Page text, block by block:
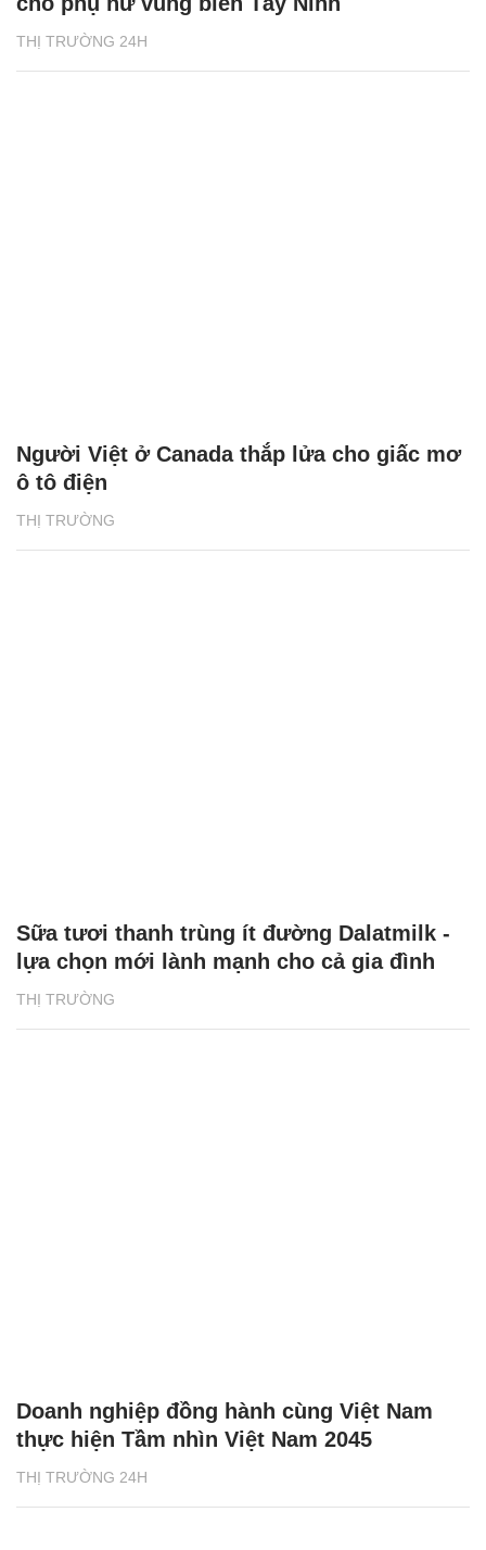
THỊ TRƯỜNG 24H
THỊ TRƯỜNG
Người Việt ở Canada thắp lửa cho giấc mơ
ô tô điện
THỊ TRƯỜNG
Sữa tươi thanh trùng ít đường Dalatmilk -
lựa chọn mới lành mạnh cho cả gia đình
THỊ TRƯỜNG 24H
Doanh nghiệp đồng hành cùng Việt Nam
thực hiện Tầm nhìn Việt Nam 2045